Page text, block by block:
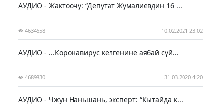
АУДИО - Жактоочу: “Депутат Жумалиевдин 16 ...
4634658 10.02.2021 23:02
АУДИО - ...Коронавирус келгенине аябай сүй...
4689830 31.03.2020 4:20
АУДИО - Чжун Наньшань, эксперт: “Кытайда к...